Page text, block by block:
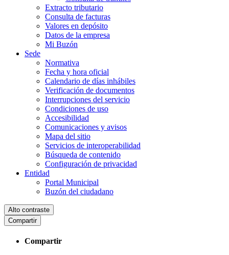
Extracto tributario
Consulta de facturas
Valores en depósito
Datos de la empresa
Mi Buzón
Sede
Normativa
Fecha y hora oficial
Calendario de días inhábiles
Verificación de documentos
Interrupciones del servicio
Condiciones de uso
Accesibilidad
Comunicaciones y avisos
Mapa del sitio
Servicios de interoperabilidad
Búsqueda de contenido
Configuración de privacidad
Entidad
Portal Municipal
Buzón del ciudadano
Alto contraste
Compartir
Compartir